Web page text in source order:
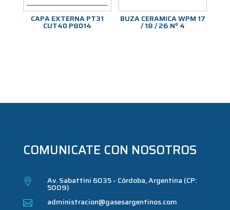
CAPA EXTERNA PT31
CUT40 P8014
BUZA CERAMICA WPM 17
/ 18 / 26 Nº 4
COMUNICATE CON NOSOTROS
 Av. Sabattini 6035 - Córdoba, Argentina (CP:
5009)
 administracion@gasesargentinos.com